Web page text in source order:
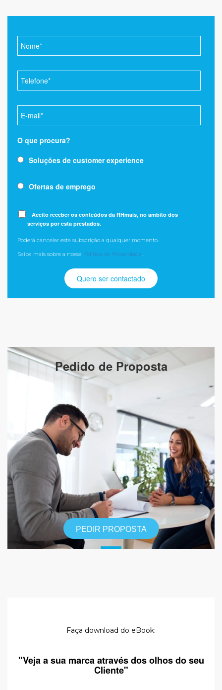
O que procura?
Soluções de customer experience
Ofertas de emprego
Aceito receber os conteúdos da RHmais, no âmbito dos
serviços por esta prestados.
Poderá cancelar esta subscrição a qualquer momento.
Saiba mais sobre a nossa Política de Privacidade.
Pedido de Proposta
PEDIR PROPOSTA
Faça download do eBook:
"Veja a sua marca através dos olhos do seu
Cliente"